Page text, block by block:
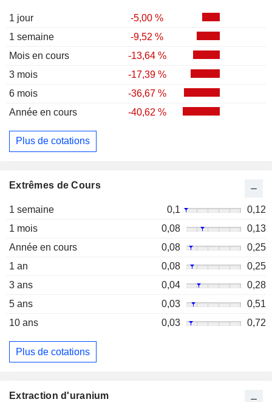
1 jour
-5,00 %
1 semaine
-9,52 %
Mois en cours
-13,64 %
3 mois
-17,39 %
6 mois
-36,67 %
Année en cours
-40,62 %
Plus de cotations
Extrêmes de Cours
1 semaine 0,1
0,12
1 mois
0,08
0,13
Année en cours
0,08
0,25
1 an
0,08
0,25
3 ans
0,04
0,28
5 ans
0,03
0,51
10 ans
0,03 0,72
Plus de cotations
Extraction d'uranium